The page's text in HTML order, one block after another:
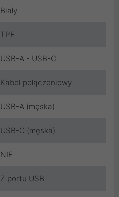
Biały
TPE
USB-A - USB-C
Kabel połączeniowy
USB-A (męska)
USB-C (męska)
NIE
Z portu USB